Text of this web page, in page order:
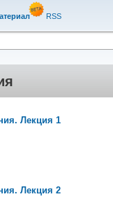
RSS
Лекция 1
Лекция 2